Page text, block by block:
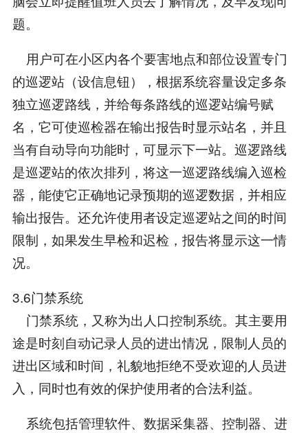
题。
用户可在小区内各个要害地点和部位设置专门
的巡逻站（设信息钮），根据系统容量设定多条
独立巡逻路线，并给每条路线的巡逻站编号赋
名，它可使巡检器在输出报告时显示站名，并且
当有自动导向功能时，可显示下一站。巡逻路线
是巡逻站的依次排列，将这一巡逻路线编入巡检
器，能使它正确地记录预期的巡逻数据，并相应
输出报告。还允许使用者设定巡逻站之间的时间
限制，如果发生早检和迟检，报告将显示这一情
况。
3.6门禁系统
门禁系统，又称为出人口控制系统。其主要用
途是时刻自动记录人员的进出情况，限制人员的
进出区域和时间，礼貌地拒绝不受欢迎的人员进
入，同时也有效的保护使用者的合法利益。
系统包括管理软件、数据采集器、控制器、进